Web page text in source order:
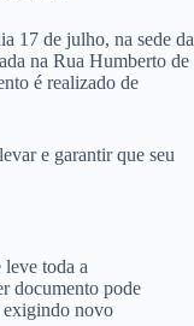
17 de julho, na sede da
na Rua Humberto de
é realizado de
e garantir que seu
toda a
documento pode
exigindo novo